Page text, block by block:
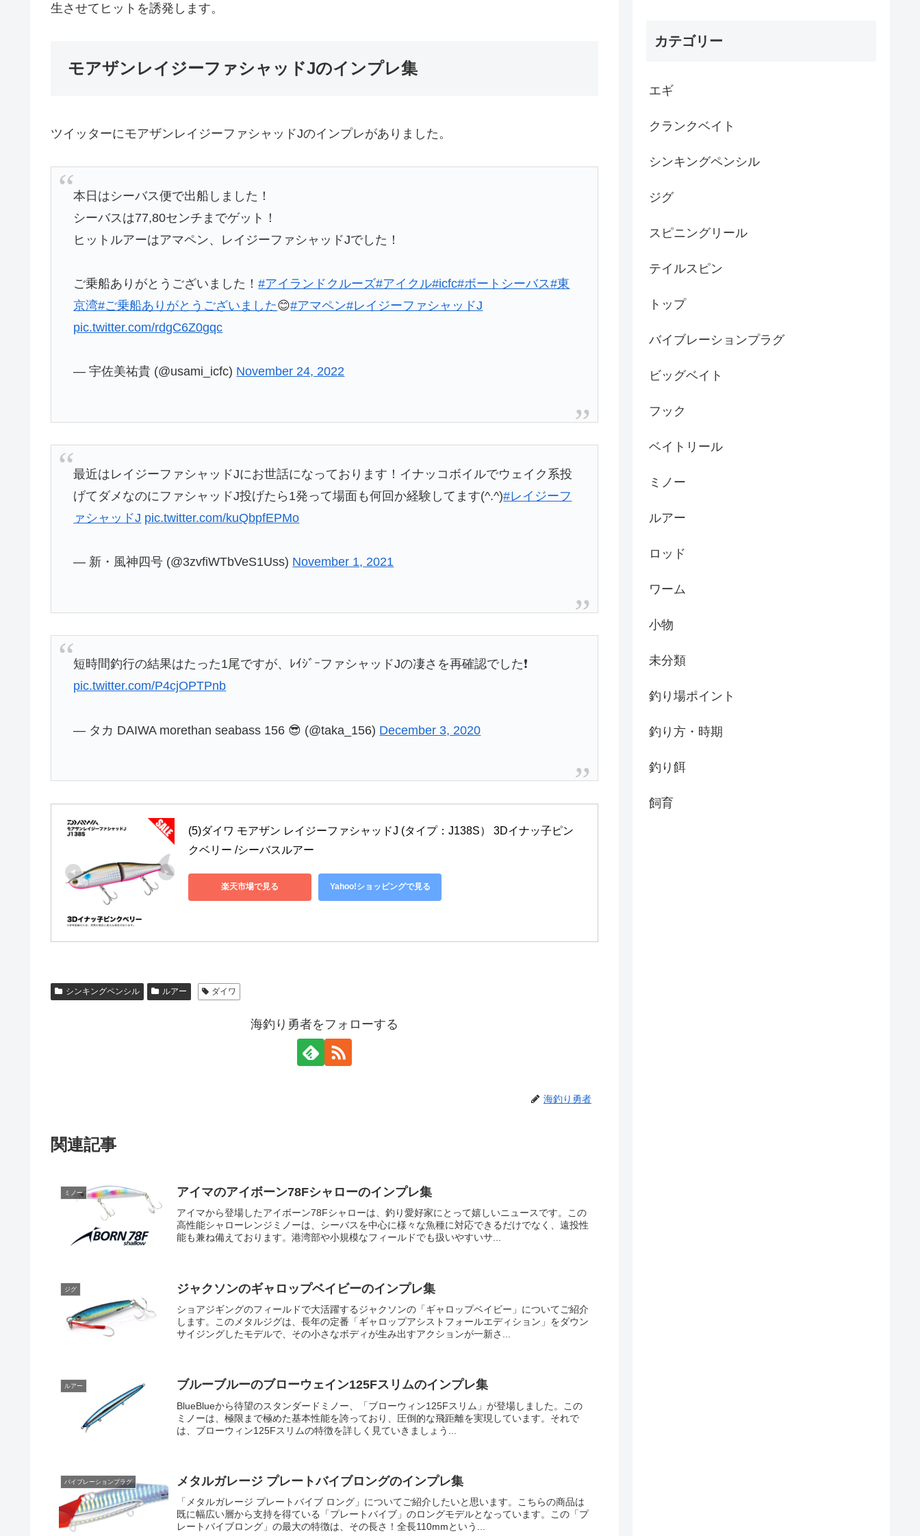
生させてヒットを誘発します。
モアザンレイジーファシャッドJのインプレ集
ツイッターにモアザンレイジーファシャッドJのインプレがありました。
本日はシーバス便で出船しました！
シーバスは77,80センチまでゲット！
ヒットルアーはアマペン、レイジーファシャッドJでした！
ご乗船ありがとうございました！#アイランドクルーズ#アイクル#icfc#ボートシーバス#東
京湾#ご乗船ありがとうございました😊#アマペン#レイジーファシャッドJ
pic.twitter.com/rdgC6Z0gqc
— 宇佐美祐貴 (@usami_icfc) November 24, 2022
最近はレイジーファシャッドJにお世話になっております！イナッコボイルでウェイク系投
げてダメなのにファシャッドJ投げたら1発って場面も何回か経験してます(^.^)#レイジーフ
ァシャッドJ pic.twitter.com/kuQbpfEPMo
— 新・風神四号 (@3zvfiWTbVeS1Uss) November 1, 2021
短時間釣行の結果はたった1尾ですが、ﾚｲｼﾞｰファシャッドJの凄さを再確認でした❗
pic.twitter.com/P4cjOPTPnb
— タカ DAIWA morethan seabass 156 😎 (@taka_156) December 3, 2020
(5)ダイワ モアザン レイジーファシャッドJ (タイプ：J138S） 3Dイナッ子ピン
クベリー /シーバスルアー
楽天市場で見る Yahoo!ショッピングで見る
シンキングペンシル ルアー ダイワ
海釣り勇者をフォローする
海釣り勇者
関連記事
ミノー アイマのアイボーン78Fシャローのインプレ集
アイマから登場したアイボーン78Fシャローは、釣り愛好家にとって嬉しいニュースです。この
高性能シャローレンジミノーは、シーバスを中心に様々な魚種に対応できるだけでなく、遠投性
能も兼ね備えております。港湾部や小規模なフィールドでも扱いやすいサ...
ジグ ジャクソンのギャロップベイビーのインプレ集
ショアジギングのフィールドで大活躍するジャクソンの「ギャロップベイビー」についてご紹介
します。このメタルジグは、長年の定番「ギャロップアシストフォールエディション」をダウン
サイジングしたモデルで、その小さなボディが生み出すアクションが一新さ...
ルアー ブルーブルーのブローウェイン125Fスリムのインプレ集
BlueBlueから待望のスタンダードミノー、「ブローウィン125Fスリム」が登場しました。この
ミノーは、極限まで極めた基本性能を誇っており、圧倒的な飛距離を実現しています。それで
は、ブローウィン125Fスリムの特徴を詳しく見ていきましょう...
バイブレーションプラグ メタルガレージ プレートバイブロングのインプレ集
「メタルガレージ プレートバイブ ロング」についてご紹介したいと思います。こちらの商品は
既に幅広い層から支持を得ている「プレートバイブ」のロングモデルとなっています。この「プ
レートバイブロング」の最大の特徴は、その長さ！全長110mmという...
カテゴリー
エギ
クランクベイト
シンキングペンシル
ジグ
スピニングリール
テイルスピン
トップ
バイブレーションプラグ
ビッグベイト
フック
ベイトリール
ミノー
ルアー
ロッド
ワーム
小物
未分類
釣り場ポイント
釣り方・時期
釣り餌
飼育